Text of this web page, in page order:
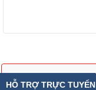
HỖ TRỢ TRỰC TUYẾN